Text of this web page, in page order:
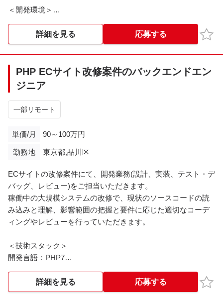
＜開発環境＞
開発言語：PHP(5.2, 5.3, 5.6, 7.2), JavaScript
FW：独自フレームワーク + Zend Framework, CodeIgniter,
Laravel
ミドルウェア：MySQL(5.5、5.6), nginx
管理ツール：CVS, Git, Vagrant, Ansible, Jenkins, Fabric
その他：React.js(+Redux)
開発マシン：Windows or Mac(どちらも利用可)
＜備考＞
※業務上触れる事になります
※※こちらの案件は現在募集を終了しております※※​
詳細を見る 応募する お気
PHP ECサイト改修案件のバックエンドエン
ジニア
一部リモート
単価/月 90～100万円
勤務地 東京都,品川区
ECサイトの改修案件にて、開発業務(設計、実装、テスト・デ
バッグ、レビュー)をご担当いただきます。
稼働中の大規模システムの改修で、現状のソースコードの読
み込みと理解、影響範囲の把握と要件に応じた適切なコーデ
ィングやレビューを行っていただきます。
＜技術スタック＞
開発言語：PHP7
DB：Aurora MySQL互換(Amazon RDS)
OS：Amazon Linux
詳細を見る 応募する お気